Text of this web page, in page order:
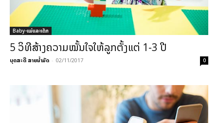
Baby-ແມ່ແລະເດັກ
5 ວິທີສ້າງຄວາມໝັ້ນໃຈໃຫ້ລູກຕັ້ງແຕ່ 1-3 ປີ
ບຸດສະດີ ສາຍນ້ຳມັດ - 02/11/2017 0